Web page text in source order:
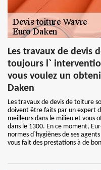
Les travaux de devis
toujours l`
vous voulez un
Daken
Les travaux de devis de toiture
doivent être faits par un expert
meilleurs dans le milieu et vous
dans le 1300. En ce moment,
normes d`hygiènes de ses
vous fait des prestations à de